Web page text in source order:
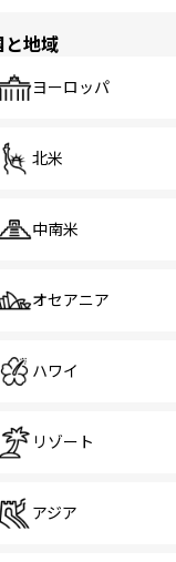
と地域
ヨーロッパ
北米
中南米
オセアニア
ハワイ
リゾート
アジア